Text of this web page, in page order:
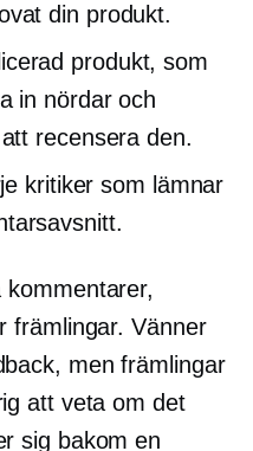
din produkt.
produkt, som
in nördar och
recensera den.
kritiker som lämnar
främlingar. Vänner
men främlingar
att veta om det
sig bakom en